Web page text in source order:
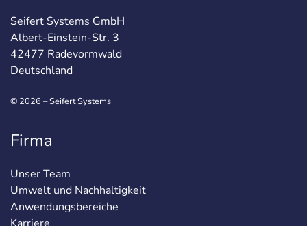
Seifert Systems GmbH
Albert-Einstein-Str. 3
42477 Radevormwald
Deutschland
© 2026 – Seifert Systems
Firma
Unser Team
Umwelt und Nachhaltigkeit
Anwendungsbereiche